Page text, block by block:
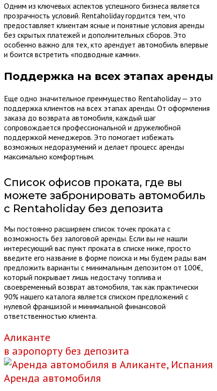
Одним из ключевых аспектов успешного бизнеса является
прозрачность условий. Rentaholiday гордится тем, что
предоставляет клиентам ясные и понятные условия аренды
без скрытых платежей и дополнительных сборов. Это
особенно важно для тех, кто арендует автомобиль впервые
и боится встретить «подводные камни».
Поддержка на всех этапах аренды
Еще одно значительное преимущество Rentaholiday — это
поддержка клиентов на всех этапах аренды. От оформления
заказа до возврата автомобиля, каждый шаг
сопровождается профессиональной и дружелюбной
поддержкой менеджеров. Это помогает избежать
возможных недоразумений и делает процесс аренды
максимально комфортным.
Список офисов проката, где вы
можете забронировать автомобиль
с Rentaholiday без депозита
Мы постоянно расширяем список точек проката с
возможность без залоговой аренды. Если вы не нашли
интересующий вас пункт проката в списке ниже, просто
введите его название в форме поиска и мы будем рады вам
предложить варианты с минимальным депозитом от 100€,
который покрывает лишь недостачу топлива и
своевременный возврат автомобиля, так как практически
90% нашего каталога является списком предложений с
нулевой франшизой и минимальной финансовой
ответственностью клиента.
Аликанте
в аэропорту без депозита
Аренда автомобиля